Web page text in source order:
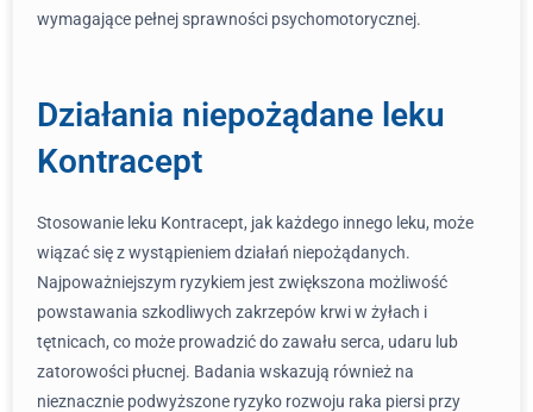
wymagające pełnej sprawności psychomotorycznej.
Działania niepożądane leku
Kontracept
Stosowanie leku Kontracept, jak każdego innego leku, może
wiązać się z wystąpieniem działań niepożądanych.
Najpoważniejszym ryzykiem jest zwiększona możliwość
powstawania szkodliwych zakrzepów krwi w żyłach i
tętnicach, co może prowadzić do zawału serca, udaru lub
zatorowości płucnej. Badania wskazują również na
nieznacznie podwyższone ryzyko rozwoju raka piersi przy